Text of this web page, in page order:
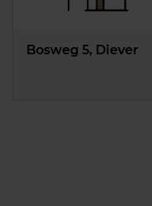
Bosweg 5, Diever